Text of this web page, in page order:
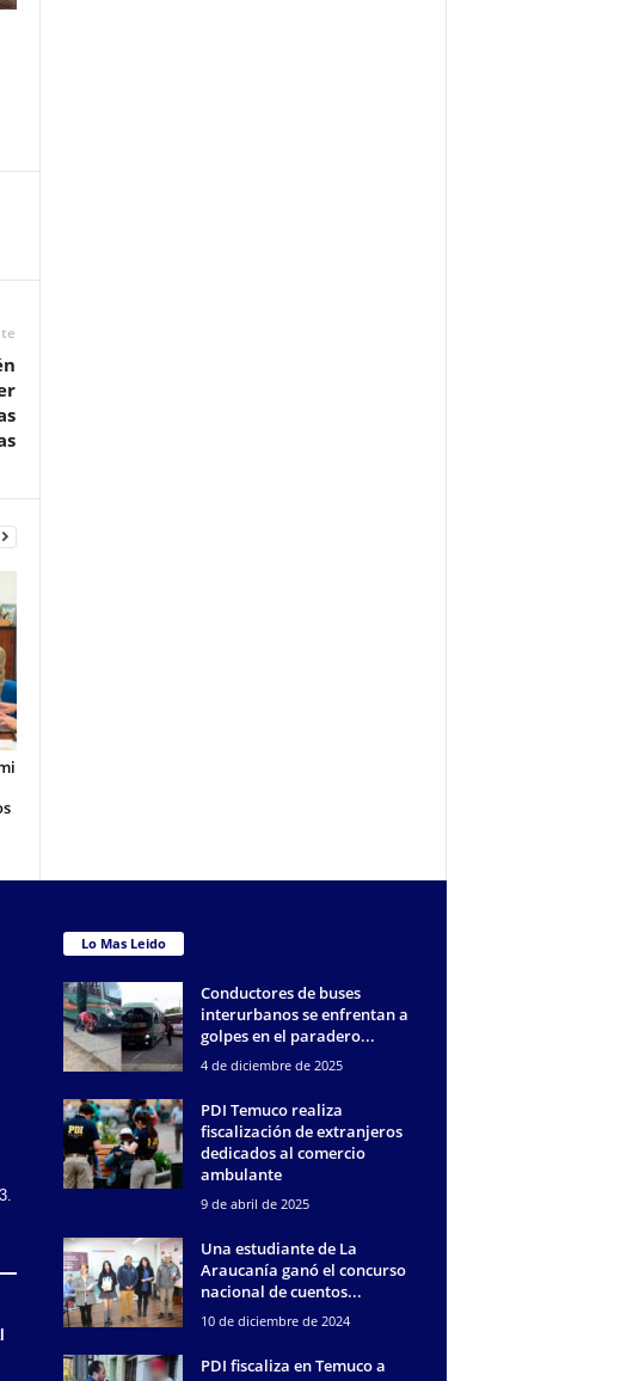
Lo Mas Leido
Conductores de buses
interurbanos se enfrentan a
golpes en el paradero...
4 de diciembre de 2025
PDI Temuco realiza
fiscalización de extranjeros
dedicados al comercio
ambulante
9 de abril de 2025
Una estudiante de La
Araucanía ganó el concurso
nacional de cuentos...
10 de diciembre de 2024
PDI fiscaliza en Temuco a